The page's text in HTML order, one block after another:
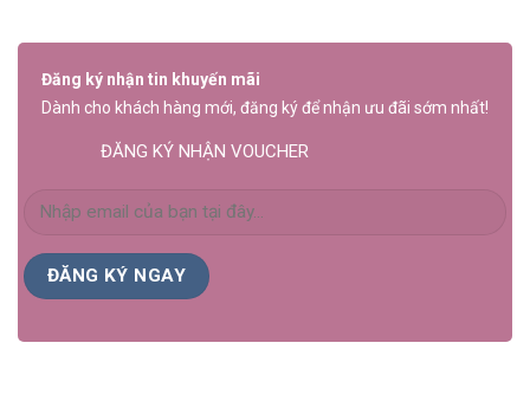
Đăng ký nhận tin khuyến mãi
Dành cho khách hàng mới, đăng ký để nhận ưu đãi sớm nhất!
ĐĂNG KÝ NHẬN VOUCHER